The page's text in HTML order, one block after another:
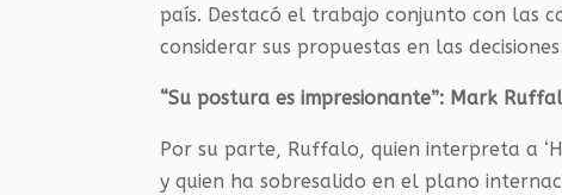
país. Destacó el trabajo conjunto con las
considerar sus propuestas en las
“Su postura es impresionante”: Mark
Por su parte, Ruffalo, quien interpreta a
y quien ha sobresalido en el plano